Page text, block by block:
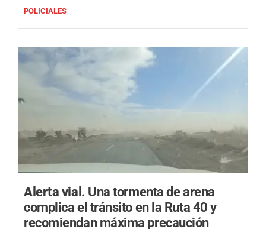
POLICIALES
Alerta vial. Una tormenta de arena
complica el tránsito en la Ruta 40 y
recomiendan máxima precaución